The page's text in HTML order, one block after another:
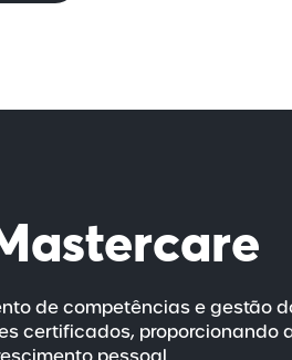
de competências e gestão
certificados,